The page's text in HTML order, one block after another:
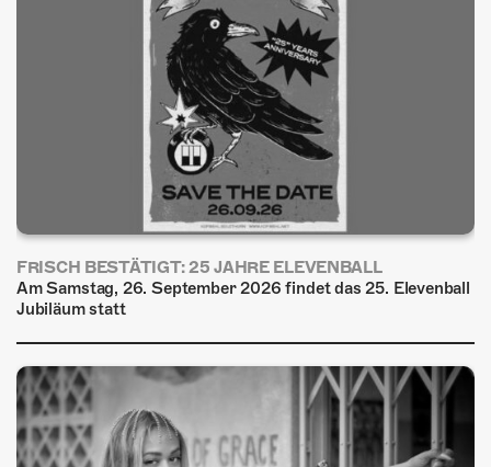
FRISCH BESTÄTIGT: 25 JAHRE ELEVENBALL
Am Samstag, 26. September 2026 findet das 25. Elevenball
Jubiläum statt